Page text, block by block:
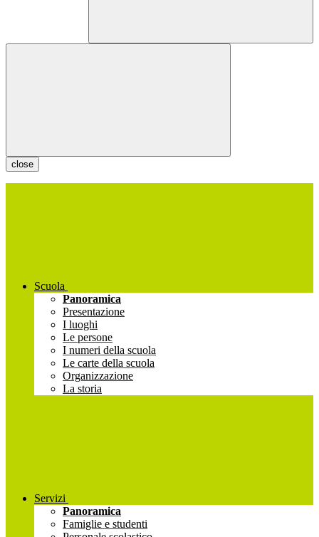
close
Scuola
Panoramica
Presentazione
I luoghi
Le persone
I numeri della scuola
Le carte della scuola
Organizzazione
La storia
Servizi
Panoramica
Famiglie e studenti